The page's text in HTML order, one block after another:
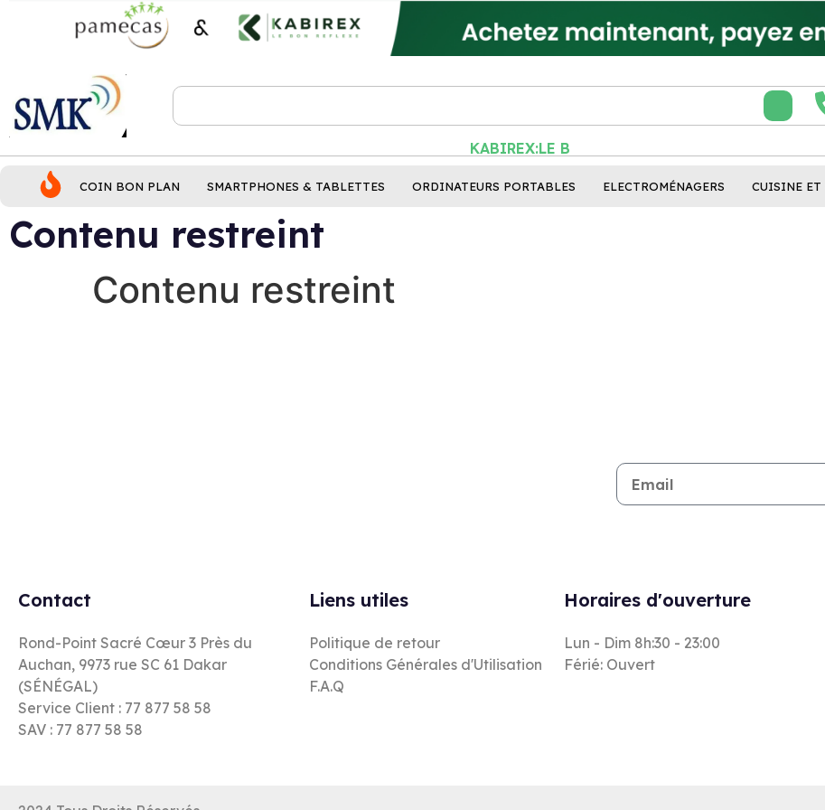
KABIREX:LE BON
COIN BON PLAN SMARTPHONES & TABLETTES ORDINATEURS PORTABLES ELECTROMÉNAGERS CUISINE
Contenu restreint
Contenu restreint
Contact
Rond-Point Sacré Cœur 3 Près du
Auchan, 9973 rue SC 61 Dakar
(SÉNÉGAL)
Service Client : 77 877 58 58
SAV : 77 877 58 58
Liens utiles
Politique de retour
Conditions Générales d'Utilisation
F.A.Q
Horaires d'ouverture
Lun - Dim 8h:30 - 23:00
Férié: Ouvert